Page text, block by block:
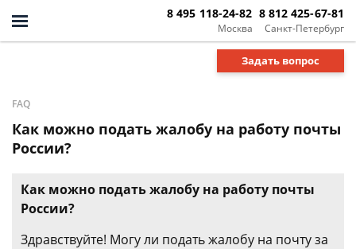
Москва
8 495 118-24-82
Санкт-Петербург
8 812 425-67-81
Задать вопрос
FAQ
Как можно подать жалобу на работу почты
России?
Как можно подать жалобу на работу почты
России?
Здравствуйте! Могу ли подать жалобу на почту за